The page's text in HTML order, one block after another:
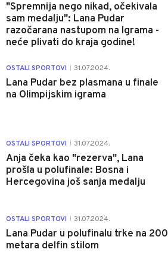
"Spremnija nego nikad, očekivala
sam medalju": Lana Pudar
razočarana nastupom na Igrama -
neće plivati do kraja godine!
OSTALI SPORTOVI 31.07.2024.
Lana Pudar bez plasmana u finale
na Olimpijskim igrama
OSTALI SPORTOVI 31.07.2024.
Anja čeka kao "rezerva", Lana
prošla u polufinale: Bosna i
Hercegovina još sanja medalju
OSTALI SPORTOVI 31.07.2024.
Lana Pudar u polufinalu trke na 200
metara delfin stilom